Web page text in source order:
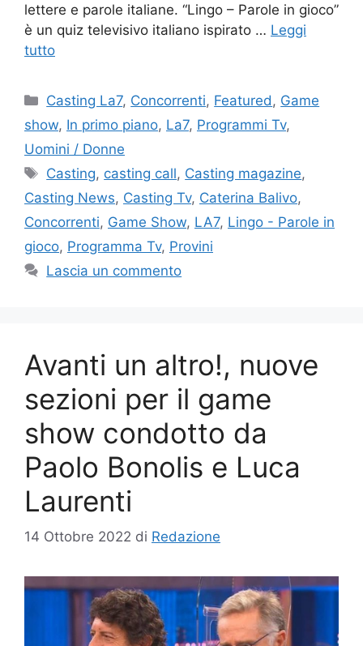
lettere e parole italiane. “Lingo – Parole in gioco”
è un quiz televisivo italiano ispirato … Leggi
tutto
Categorie
Casting La7, Concorrenti, Featured , Game
show, In primo piano, La7, Programmi Tv,
Uomini / Donne
Tag
Casting, casting call, Casting magazine,
Casting News, Casting Tv, Caterina Balivo,
Concorrenti, Game Show, LA7, Lingo - Parole in
gioco, Programma Tv, Provini
Lascia un commento
Avanti un altro!, nuove
sezioni per il game
show condotto da
Paolo Bonolis e Luca
Laurenti
14 Ottobre 2022 di Redazione